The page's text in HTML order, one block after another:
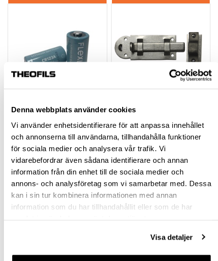
Denna webbplats använder cookies
Vi använder enhetsidentifierare för att anpassa innehållet
och annonserna till användarna, tillhandahålla funktioner
för sociala medier och analysera vår trafik. Vi
vidarebefordrar även sådana identifierare och annan
information från din enhet till de sociala medier och
annons- och analysföretag som vi samarbetar med. Dessa
kan i sin tur kombinera informationen med annan
information som du har tillhandahållit eller som de har
Visa detaljer
BATTERI FLEXLOCK
LÅS
100056
46,25 kr inkl. moms
BLADREGEL 5110 OB
STÅL M.TILLB INKL
SKRUV
101774
61,63 kr inkl. moms